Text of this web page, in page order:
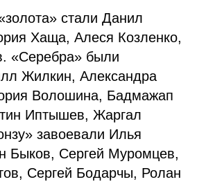
стали Данил
Хаща, Алеся Козленко,
«Серебра» были
Жилкин, Александра
Волошина, Бадмажап
Иптышев, Жаргал
завоевали Илья
Быков, Сергей Муромцев,
Сергей Бодарчы, Ролан